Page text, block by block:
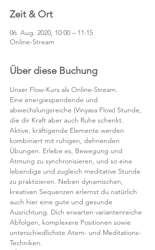
Zeit & Ort
06. Aug. 2020, 10:00 – 11:15
Online-Stream
Über diese Buchung
Unser Flow-Kurs als Online-Stream.
Eine energiespendende und
abwechslungsreiche (Vinyasa Flow) Stunde,
die dir Kraft aber auch Ruhe schenkt.
Aktive, kräftigende Elemente werden
kombiniert mit ruhigen, dehnenden
Übungen. Erlebe es, Bewegung und
Atmung zu synchronisieren, und so eine
lebendige und zugleich meditative Stunde
zu praktizieren. Neben dynamischen,
kreativen Sequenzen erlernst du natürlich
auch hier eine gute und gesunde
Ausrichtung. Dich erwarten variantenreiche
Abfolgen, komplexere Positionen sowie
unterschiedlichste Atem- und Meditations-
Techniken.